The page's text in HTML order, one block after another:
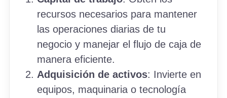
recursos necesarios para mantener
las operaciones diarias de tu
negocio y manejar el flujo de caja de
manera eficiente.
Adquisición de activos: Invierte en
equipos, maquinaria o tecnología